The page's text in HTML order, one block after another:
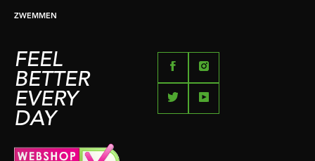
ZWEMMEN
FEEL
BETTER
EVERY
DAY